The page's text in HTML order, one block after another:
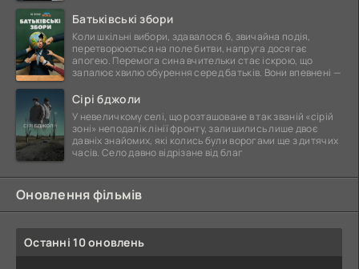
Батьківські збори
Коли шкільні вибори, здавалося б, звичайна подія,
перетворюються на поле битви, напруга досягає
апогею. Перемога сина вчительки стає іскрою, що
запалює хвилю обурення серед батьків. Вони впевнені —
Сірі бджоли
У невеличкому селі, що розташоване в так званій «сірій
зоні» неподалік лінії фронту, залишились лише двоє
давніх знайомих, які колись були ворогами ще з дитячих
часів. Село давно відрізане від благ
Оновлення фільмів
Останні 10 оновлень